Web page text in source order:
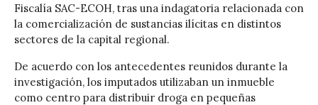
Fiscalía SAC-ECOH, tras una indagatoria relacionada con
la comercialización de sustancias ilícitas en distintos
sectores de la capital regional.
De acuerdo con los antecedentes reunidos durante la
investigación, los imputados utilizaban un inmueble
como centro para distribuir droga en pequeñas